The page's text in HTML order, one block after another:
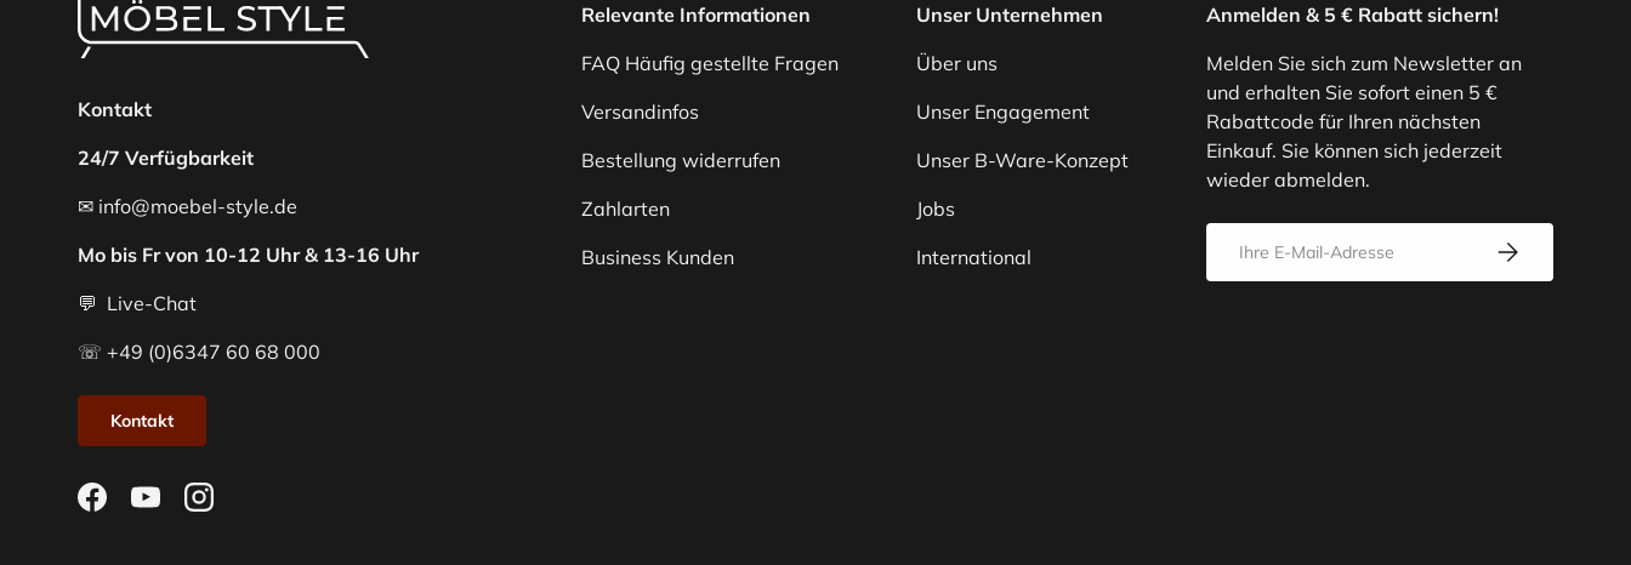
Kontakt
24/7 Verfügbarkeit
✉ info@moebel-style.de
Mo bis Fr von 10-12 Uhr & 13-16 Uhr
💬 Live-Chat
☏ +49 (0)6347 60 68 000
Kontakt
FacebookYouTubeInstagram
Relevante Informationen
FAQ Häufig gestellte Fragen
Versandinfos
Bestellung widerrufen
Zahlarten
Business Kunden
Unser Unternehmen
Über uns
Unser Engagement
Unser B-Ware-Konzept
Jobs
International
Anmelden & 5 € Rabatt sichern!
Melden Sie sich zum Newsletter an
und erhalten Sie sofort einen 5 €
Rabattcode für Ihren nächsten
Einkauf. Sie können sich jederzeit
wieder abmelden.
Abonnieren